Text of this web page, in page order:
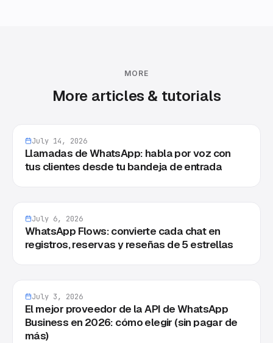
MORE
More articles & tutorials
July 14, 2026
Llamadas de WhatsApp: habla por voz con
tus clientes desde tu bandeja de entrada
July 6, 2026
WhatsApp Flows: convierte cada chat en
registros, reservas y reseñas de 5 estrellas
July 3, 2026
El mejor proveedor de la API de WhatsApp
Business en 2026: cómo elegir (sin pagar de
más)